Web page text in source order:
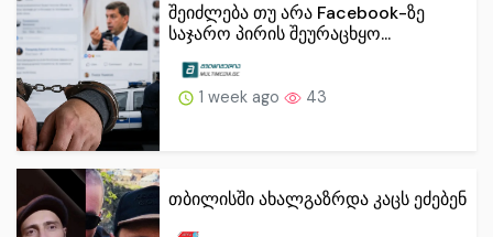
შეიძლება თუ არა Facebook-ზე
საჯარო პირის შეურაცხყო...
1 week ago 43
თბილისში ახალგაზრდა კაცს ეძებენ